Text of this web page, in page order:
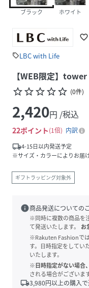
ブラック ホワイト
favorite_border
sellLBC with Life
【WEB限定】
star_borderstar_borderstar_borderstar_borderstar_border (0件)
2,420円 /税込
22ポイント 1倍
内訳
local_shipping4-15日以内発送予定
※サイズ・カラーによりお届
ギフトラッピング対象外
info商品発送についての
※同時に複数の商品を
て発送いたします。
お
※Rakuten Fashionで
す。日時指定をしてい
いたします。
※日時指定がない場合
される場合がございま
local_shipping3,980円以上の購入